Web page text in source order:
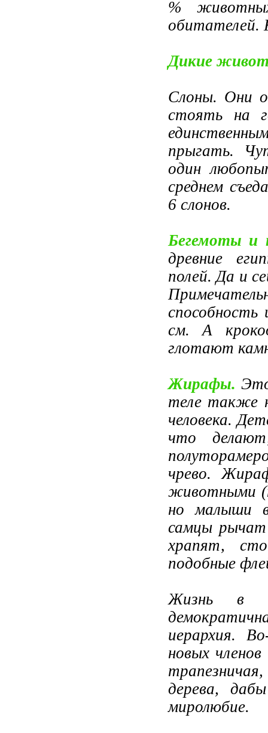
%
обитателей.
Дикие
Слоны. Они
стоять на
прыгать.
один
среднем
6 слонов.
Бегемоты и
древние
полей. Да и
см. А
глотают
Жирафы.
теле также
человека.
что
чрево.
животными
но малыши
самцы рычат
храпят,
подобные
Жизнь в
иерархия.
новых
дерева,
миролюбие.